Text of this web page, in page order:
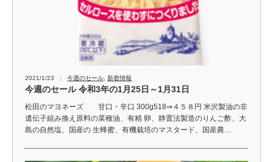
2021/1/23 今週のセール, 新着情報
今週のセール 令和3年の1月25日～1月31日
松田のマヨネーズ 甘口・辛口 300g518⇒４５８円 米沢製油の非
遺伝子組み換え原料の菜種油、有精 卵、静置法製造のりんご酢、大
島の自然塩、国産の 生蜂蜜、有機栽培のマスタード、国産農…